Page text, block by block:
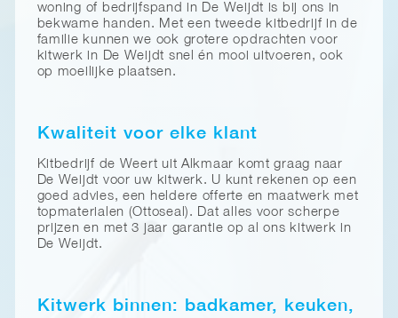
woning of bedrijfspand in De Weijdt is bij ons in
bekwame handen. Met een tweede kitbedrijf in de
familie kunnen we ook grotere opdrachten voor
kitwerk in De Weijdt snel én mooi uitvoeren, ook
op moeilijke plaatsen.
Kwaliteit voor elke klant
Kitbedrijf de Weert uit Alkmaar komt graag naar
De Weijdt voor uw kitwerk. U kunt rekenen op een
goed advies, een heldere offerte en maatwerk met
topmaterialen (Ottoseal). Dat alles voor scherpe
prijzen en met 3 jaar garantie op al ons kitwerk in
De Weijdt.
Kitwerk binnen: badkamer, keuken,